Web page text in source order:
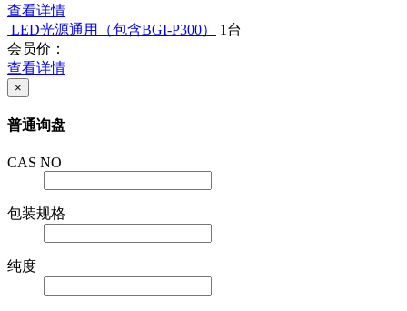
查看详情
LED光源通用（包含BGI-P300）
1台
会员价：
查看详情
×
普通询盘
CAS NO
包装规格
纯度